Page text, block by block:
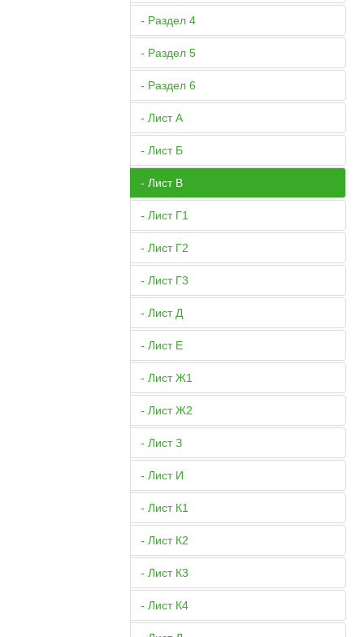
- Раздел 4
- Раздел 5
- Раздел 6
- Лист А
- Лист Б
- Лист В
- Лист Г1
- Лист Г2
- Лист Г3
- Лист Д
- Лист Е
- Лист Ж1
- Лист Ж2
- Лист З
- Лист И
- Лист К1
- Лист К2
- Лист К3
- Лист К4